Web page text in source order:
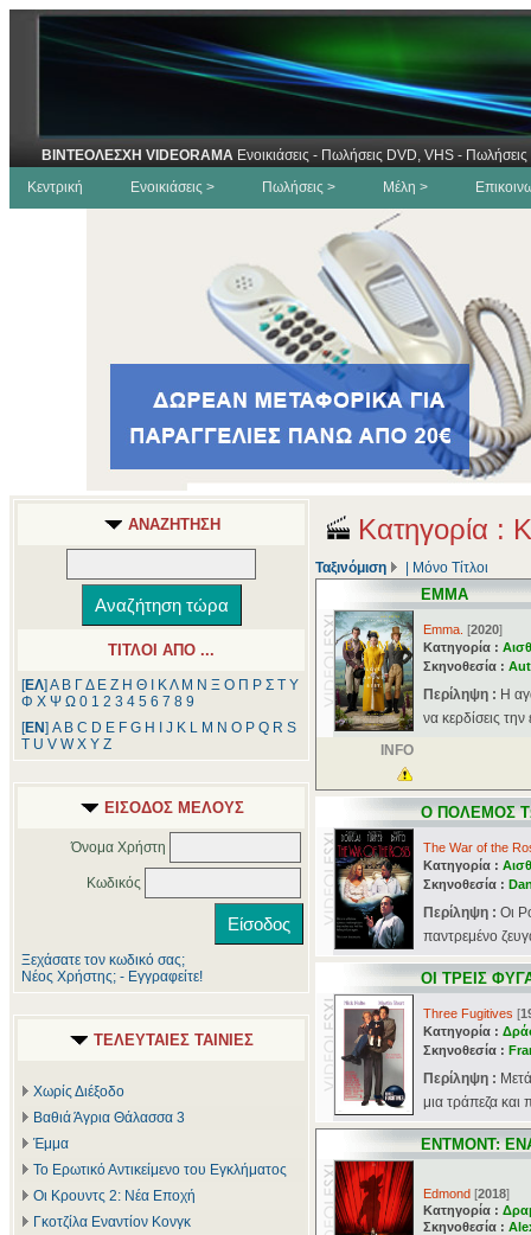
ΒΙΝΤΕΟΛΕΣΧΗ VIDEORAMA Ενοικιάσεις - Πωλήσεις DVD, VHS -
Κεντρική
Ενοικιάσεις > Πωλήσεις > Μέλη >
ΑΝΑΖΗΤΗΣΗ
ΤΙΤΛΟΙ ΑΠΟ ...
[ΕΛ] Α Β ΓΔ Ε Ζ Η Θ ΚΛ Μ Ν Ξ Ο Π Ρ Σ Τ Υ
Φ Χ Ψ Ω 0 1 2 3 4 5 6 7 8 9
[ΕΝ] A B C D E F G H J K L M N O P Q R S
T U V W X Y Z
ΕΙΣΟΔΟΣ ΜΕΛΟΥΣ
Όνομα Χρήστη
Κωδικός
Ξεχάσατε τον κωδικό σας;
Νέος Χρήστης; - Εγγραφείτε!
ΤΕΛΕΥΤΑΙΕΣ ΤΑΙΝΙΕΣ
Χωρίς Διέξοδο
Βαθιά Άγρια Θάλασσα 3
Έμμα
Το Ερωτικό Αντικείμενο του Εγκλήματος
Οι Κρουντς 2: Νέα Εποχή
Γκοτζίλα Εναντίον Κονγκ
Κατηγορία :
Ταξινόμιση Μόνο Τίτλοι
ΕΜΜΑ
Emma. [2020]
Κατηγορία :
Σκηνοθεσία :
Περίληψη : Η
να κερδίσεις
INFO
Ο ΠΟΛΕΜΟΣ
The War of the
Κατηγορία :
Σκηνοθεσία :
Περίληψη : Οι
παντρεμένο
ΟΙ ΤΡΕΙΣ
Three Fugitives [
Κατηγορία :
Σκηνοθεσία :
Περίληψη :
μια τράπεζα και
ΕΝΤΜΟΝΤ:
Edmond [2018]
Κατηγορία :
Σκηνοθεσία :